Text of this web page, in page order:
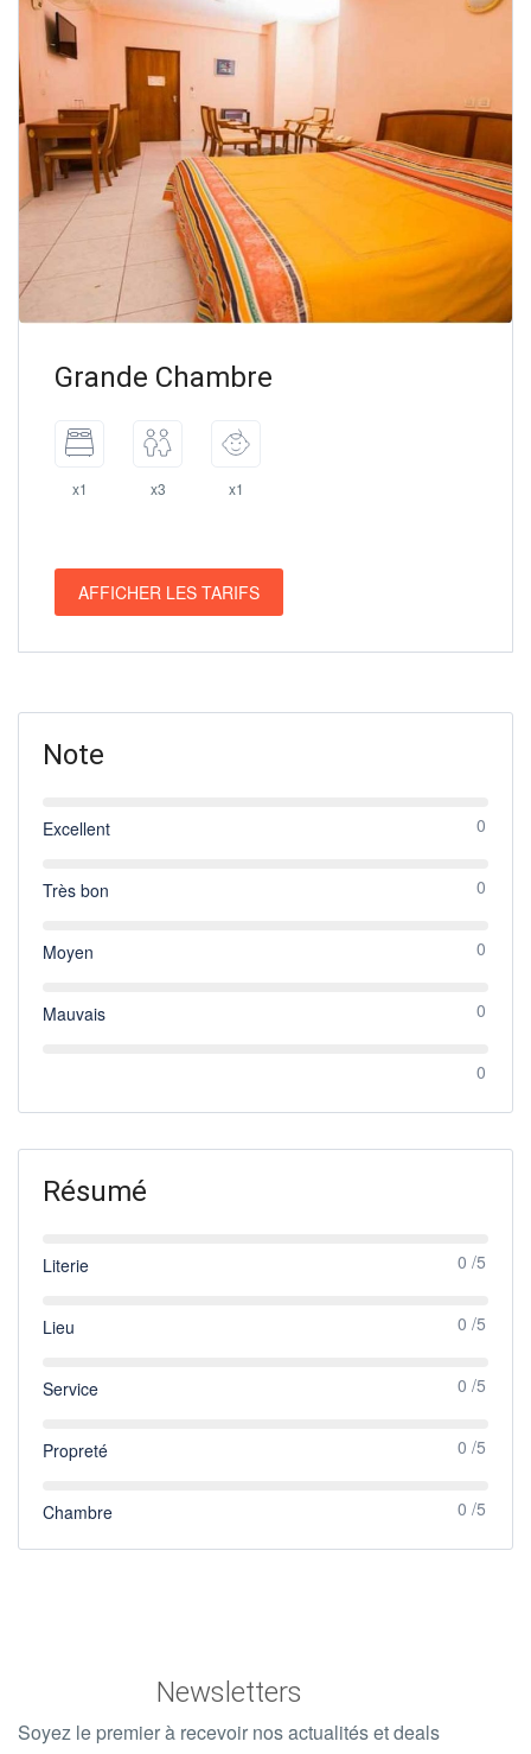
Grande Chambre
x1 x3 x1
AFFICHER LES TARIFS
Note
Excellent 0
Très bon 0
Moyen 0
Mauvais 0
0
Résumé
Literie 0 /5
Lieu 0 /5
Service 0 /5
Propreté 0 /5
Chambre 0 /5
Newsletters
Soyez le premier à recevoir nos actualités et deals